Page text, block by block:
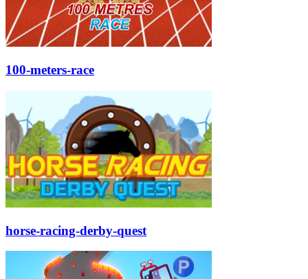
100-meters-race
horse-racing-derby-quest